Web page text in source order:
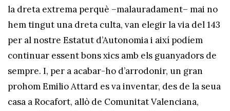
la dreta extrema perquè –malauradament– mai no
hem tingut una dreta culta, van elegir la via del 143
per al nostre Estatut d’Autonomia i així podíem
continuar essent bons xics amb els guanyadors de
sempre. I, per a acabar-ho d’arrodonir, un gran
prohom Emilio Attard es va inventar, des de la seua
casa a Rocafort, allò de Comunitat Valenciana,